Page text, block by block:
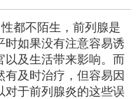
都不陌生，前列腺是
时如果没有注意容易诱
以及生活带来影响。而
及时治疗，但容易因
对于前列腺炎的这些误